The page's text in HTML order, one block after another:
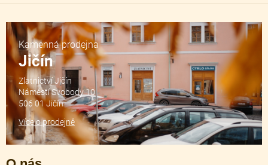
Kamenná prodejna
Jičín
Zlatnictví Jičín
Náměstí Svobody 10
506 01 Jičín
Více o prodejně